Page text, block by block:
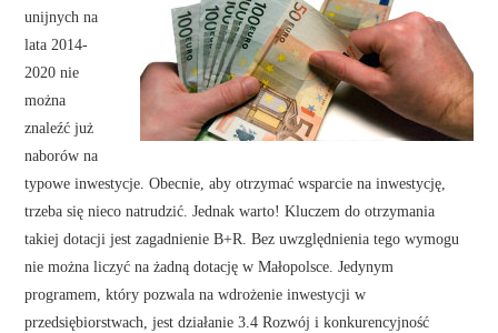
unijnych na
lata 2014-
2020 nie
można
znaleźć już
naborów na
typowe inwestycje. Obecnie, aby otrzymać wsparcie na inwestycję,
trzeba się nieco natrudzić. Jednak warto! Kluczem do otrzymania
takiej dotacji jest zagadnienie B+R. Bez uwzględnienia tego wymogu
nie można liczyć na żadną dotację w Małopolsce. Jedynym
programem, który pozwala na wdrożenie inwestycji w
przedsiębiorstwach, jest działanie 3.4 Rozwój i konkurencyjność